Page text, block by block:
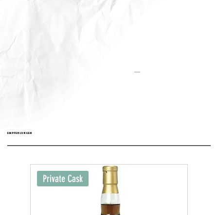
Aktualisiert:
EMPFEHLUNGEN
Private Cask